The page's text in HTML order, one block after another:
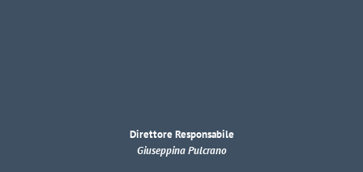
Direttore Responsabile
Giuseppina Pulcrano